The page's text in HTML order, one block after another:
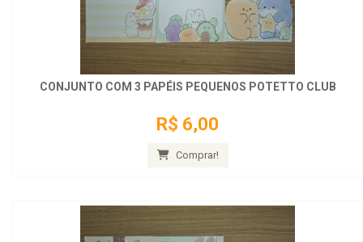
CONJUNTO COM 3 PAPÉIS PEQUENOS POTETTO CLUB
R$ 6,00
Comprar!